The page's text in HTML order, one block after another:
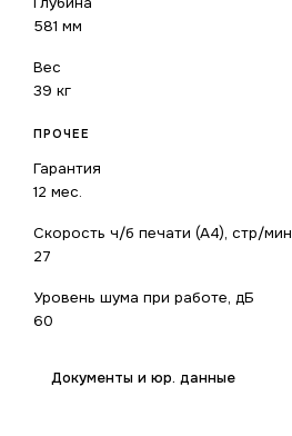
581 мм
Вес
39 кг
ПРОЧЕЕ
Гарантия
12 мес.
Скорость ч/б печати (А4), стр/мин
27
Уровень шума при работе, дБ
60
Документы и юр. данные